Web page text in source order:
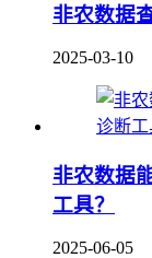
非农数据
2025-03-10
非农数据
工具？
2025-06-05